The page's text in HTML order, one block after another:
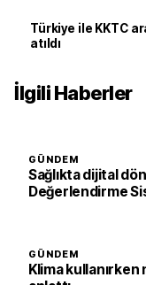
Türkiye ile KKTC
atıldı
İlgili Haberler
GÜNDEM
Sağlıkta dijital
Değerlendirme
GÜNDEM
Klima